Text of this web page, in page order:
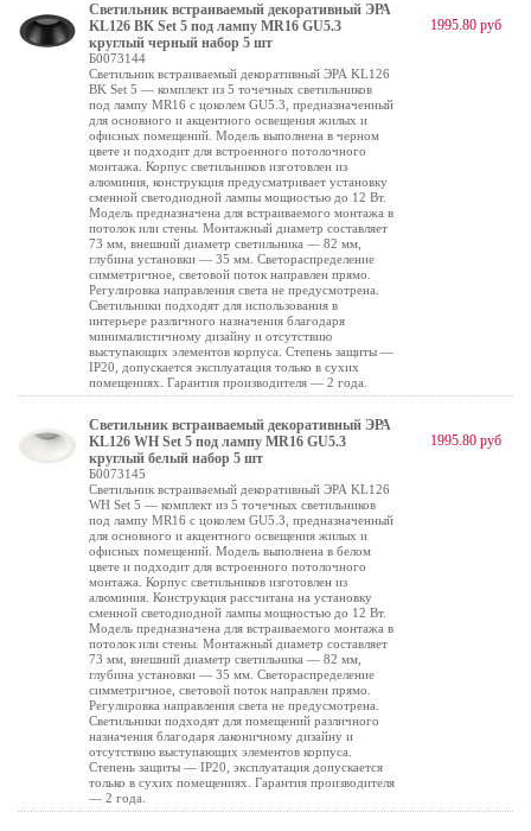
Светильник встраиваемый декоративный ЭРА
KL126 BK Set 5 под лампу MR16 GU5.3
круглый черный набор 5 шт
Б0073144
Светильник встраиваемый декоративный ЭРА KL126
BK Set 5 — комплект из 5 точечных светильников
под лампу MR16 с цоколем GU5.3, предназначенный
для основного и акцентного освещения жилых и
офисных помещений. Модель выполнена в черном
цвете и подходит для встроенного потолочного
монтажа. Корпус светильников изготовлен из
алюминия, конструкция предусматривает установку
сменной светодиодной лампы мощностью до 12 Вт.
Модель предназначена для встраиваемого монтажа в
потолок или стены. Монтажный диаметр составляет
73 мм, внешний диаметр светильника — 82 мм,
глубина установки — 35 мм. Светораспределение
симметричное, световой поток направлен прямо.
Регулировка направления света не предусмотрена.
Светильники подходят для использования в
интерьере различного назначения благодаря
минималистичному дизайну и отсутствию
выступающих элементов корпуса. Степень защиты —
IP20, допускается эксплуатация только в сухих
помещениях. Гарантия производителя — 2 года.
1995.80 руб
Светильник встраиваемый декоративный ЭРА
KL126 WH Set 5 под лампу MR16 GU5.3
круглый белый набор 5 шт
Б0073145
Светильник встраиваемый декоративный ЭРА KL126
WH Set 5 — комплект из 5 точечных светильников
под лампу MR16 с цоколем GU5.3, предназначенный
для основного и акцентного освещения жилых и
офисных помещений. Модель выполнена в белом
цвете и подходит для встроенного потолочного
монтажа. Корпус светильников изготовлен из
алюминия. Конструкция рассчитана на установку
сменной светодиодной лампы мощностью до 12 Вт.
Модель предназначена для встраиваемого монтажа в
потолок или стены. Монтажный диаметр составляет
73 мм, внешний диаметр светильника — 82 мм,
глубина установки — 35 мм. Светораспределение
симметричное, световой поток направлен прямо.
Регулировка направления света не предусмотрена.
Светильники подходят для помещений различного
назначения благодаря лаконичному дизайну и
отсутствию выступающих элементов корпуса.
Степень защиты — IP20, эксплуатация допускается
только в сухих помещениях. Гарантия производителя
— 2 года.
1995.80 руб